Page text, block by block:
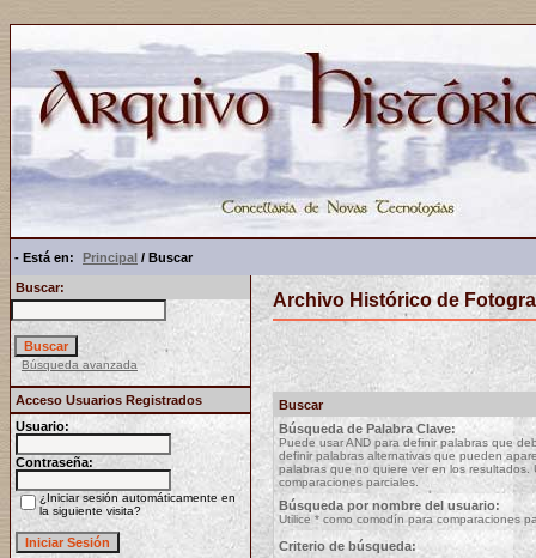
- Está en: Principal / Buscar
Buscar:
Búsqueda avanzada
Acceso Usuarios Registrados
Usuario:
Contraseña:
¿Iniciar sesión automáticamente en
la siguiente visita?
Archivo Histórico de
Buscar
Búsqueda de Palabra Clave:
Puede usar AND para definir palabras que
definir palabras alternativas que pueden
palabras que no quiere ver en los resultados.
comparaciones parciales.
Búsqueda por nombre del usuario:
Utilice * como comodín para comparaciones
Criterio de búsqueda: